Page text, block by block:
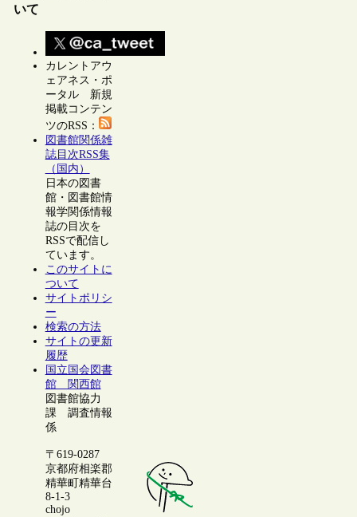
いて
カレントアウ
ェアネス・ポ
ータル 新規
掲載コンテン
ツのRSS：
図書館関係雑
誌目次RSS集
（国内）
日本の図書
館・図書館情
報学関係情報
誌の目次を
RSSで配信し
ています。
このサイトに
ついて
サイトポリシ
ー
検索の方法
サイトの更新
履歴
国立国会図書
館 関西館
図書館協力
課 調査情報
係
〒619-0287
京都府相楽郡
精華町精華台
8-1-3
chojo